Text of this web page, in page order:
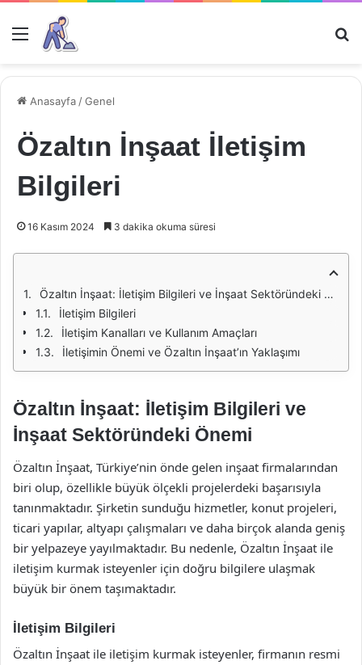
Menü
Anasayfa /Genel
Özaltın İnşaat İletişim
Bilgileri
16 Kasım 2024 3 dakika okuma süresi
Özaltın İnşaat: İletişim Bilgileri ve İnşaat Sektöründeki Önemi
İletişim Bilgileri
İletişim Kanalları ve Kullanım Amaçları
İletişimin Önemi ve Özaltın İnşaat’ın Yaklaşımı
Özaltın İnşaat: İletişim Bilgileri ve
İnşaat Sektöründeki Önemi
Özaltın İnşaat, Türkiye’nin önde gelen inşaat firmalarından
biri olup, özellikle büyük ölçekli projelerdeki başarısıyla
tanınmaktadır. Şirketin sunduğu hizmetler, konut projeleri,
ticari yapılar, altyapı çalışmaları ve daha birçok alanda geniş
bir yelpazeye yayılmaktadır. Bu nedenle, Özaltın İnşaat ile
iletişim kurmak isteyenler için doğru bilgilere ulaşmak
büyük bir önem taşımaktadır.
İletişim Bilgileri
Özaltın İnşaat ile iletişim kurmak isteyenler, firmanın resmi